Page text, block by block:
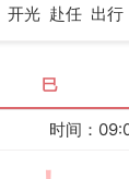
开光 赴任 出行
巳
时间：